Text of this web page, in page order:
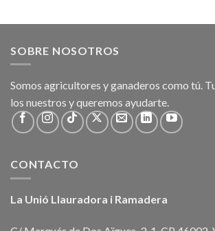
SOBRE NOSOTROS
Somos agricultores y ganaderos como tú.
los nuestros y queremos ayudarte.
CONTACTO
La Unió Llauradora i Ramadera